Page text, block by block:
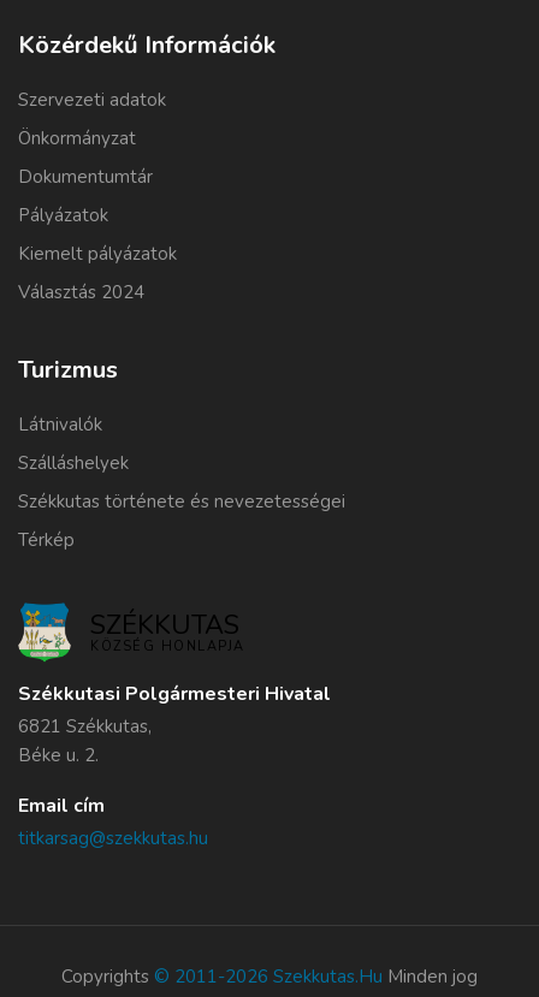
Közérdekű Információk
Szervezeti adatok
Önkormányzat
Dokumentumtár
Pályázatok
Kiemelt pályázatok
Választás 2024
Turizmus
Látnivalók
Szálláshelyek
Székkutas története és nevezetességei
Térkép
SZÉKKUTAS
KÖZSÉG HONLAPJA
Székkutasi Polgármesteri Hivatal
6821 Székkutas,
Béke u. 2.
Email cím
titkarsag@szekkutas.hu
Copyrights © 2011-2026 Szekkutas.hu Minden jog